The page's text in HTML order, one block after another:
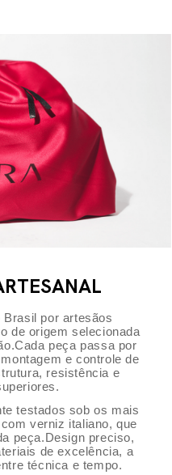
por artesãos
de origem selecionada
peça passa por
e controle de
resistência e
testados sob os mais
verniz italiano, que
peça.Design preciso,
de excelência, a
técnica e tempo.